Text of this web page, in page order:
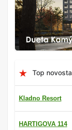
Top
Kladno Resort
HARTIGOVA 114